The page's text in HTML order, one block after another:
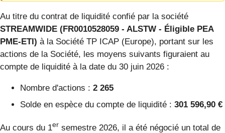
Au titre du contrat de liquidité confié par la société
STREAMWIDE (FR0010528059 - ALSTW - Éligible PEA
PME-ETI) à la Société TP ICAP (Europe), portant sur les
actions de la Société, les moyens suivants figuraient au
compte de liquidité à la date du 30 juin 2026 :
Nombre d'actions : 2 265
Solde en espèce du compte de liquidité : 301 596,90 €
Au cours du 1er semestre 2026, il a été négocié un total de